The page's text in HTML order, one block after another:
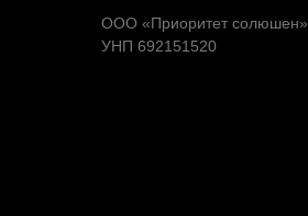
ООО «Приоритет солюшен»
УНП 692151520